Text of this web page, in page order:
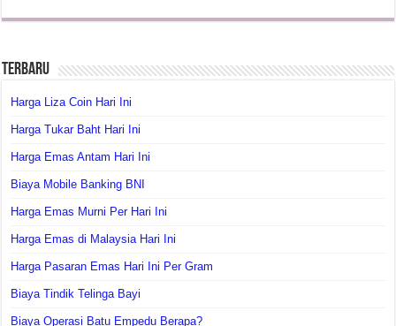
Terbaru
Harga Liza Coin Hari Ini
Harga Tukar Baht Hari Ini
Harga Emas Antam Hari Ini
Biaya Mobile Banking BNI
Harga Emas Murni Per Hari Ini
Harga Emas di Malaysia Hari Ini
Harga Pasaran Emas Hari Ini Per Gram
Biaya Tindik Telinga Bayi
Biaya Operasi Batu Empedu Berapa?